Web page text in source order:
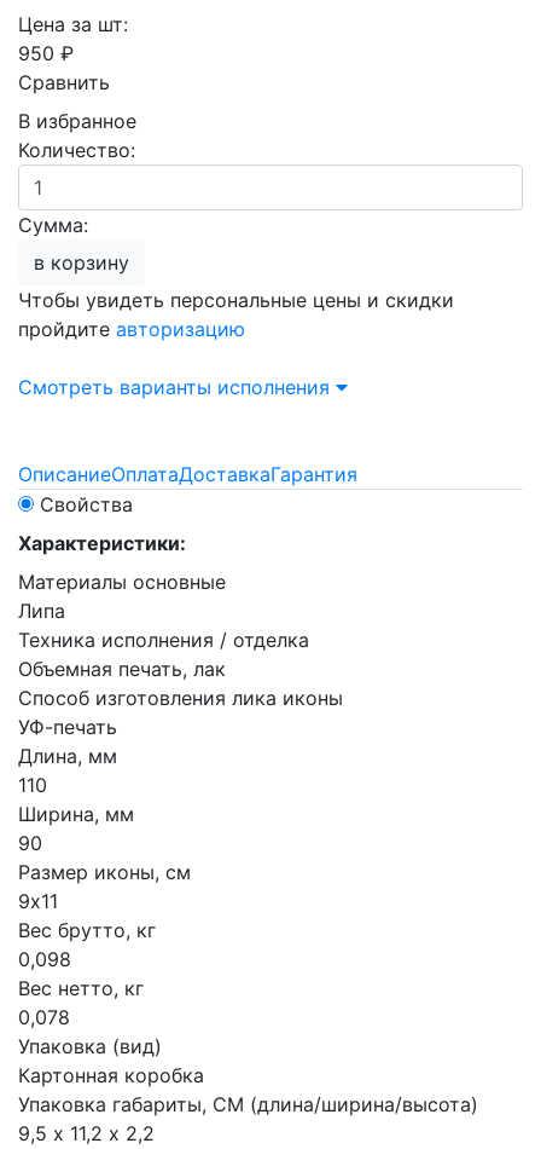
Цена за шт:
950 ₽
Сравнить
В избранное
Количество:
Сумма:
в корзину
Чтобы увидеть персональные цены и скидки
пройдите авторизацию
Смотреть варианты исполнения
ОписаниеОплатаДоставкаГарантия
Свойства
Характеристики:
Материалы основные
Липа
Техника исполнения / отделка
Объемная печать, лак
Способ изготовления лика иконы
УФ-печать
Длина, мм
110
Ширина, мм
90
Размер иконы, см
9х11
Вес брутто, кг
0,098
Вес нетто, кг
0,078
Упаковка (вид)
Картонная коробка
Упаковка габариты, СМ (длина/ширина/высота)
9,5 х 11,2 х 2,2